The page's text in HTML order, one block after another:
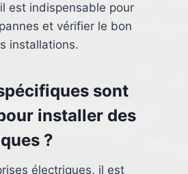
est indispensable pour
et vérifier le bon
installations.
sont
installer des
?
électriques, il est